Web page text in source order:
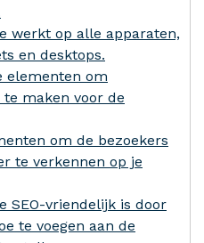
werkt op alle apparaten,
en desktops.
elementen om
maken voor de
om de bezoekers
te verkennen op je
SEO-vriendelijk is door
te voegen aan de